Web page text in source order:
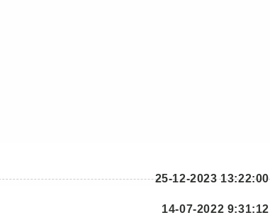
25-12-2023 13:22:00
14-07-2022 9:31:12